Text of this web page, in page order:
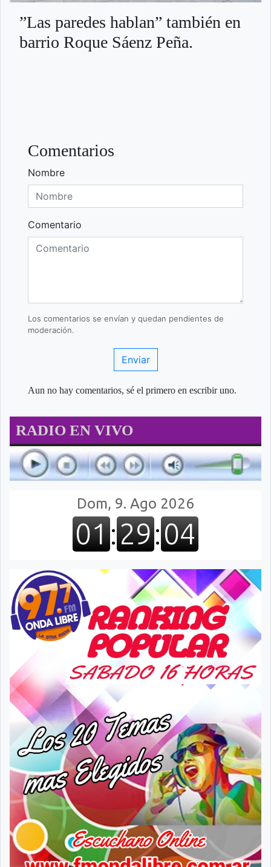
”Las paredes hablan” también en
barrio Roque Sáenz Peña.
Comentarios
Nombre
Comentario
Los comentarios se envían y quedan pendientes de
moderación.
Enviar
Aun no hay comentarios, sé el primero en escribir uno.
RADIO EN VIVO